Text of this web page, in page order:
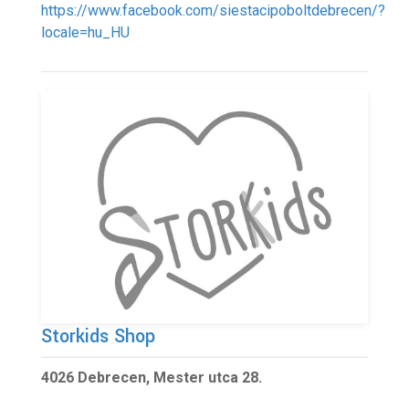
https://www.facebook.com/siestacipoboltdebrecen/?
locale=hu_HU
Storkids Shop
4026 Debrecen, Mester utca 28.